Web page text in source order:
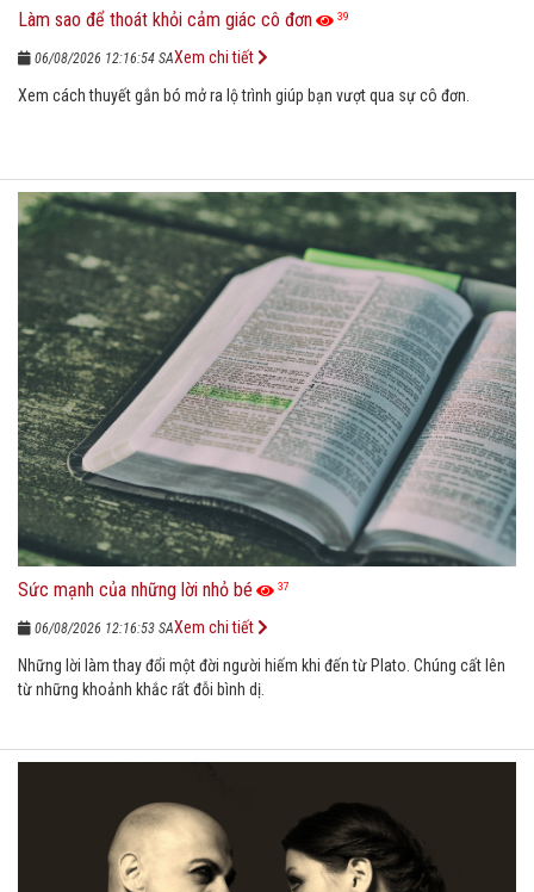
Làm sao để thoát khỏi cảm giác cô đơn 39
06/08/2026 12:16:54 SA
Xem cách thuyết gắn bó mở ra lộ trình giúp bạn vượt qua sự cô đơn.
Xem chi tiết
Sức mạnh của những lời nhỏ bé 37
06/08/2026 12:16:53 SA
Những lời làm thay đổi một đời người hiếm khi đến từ Plato. Chúng cất lên
từ những khoảnh khắc rất đỗi bình dị.
Xem chi tiết